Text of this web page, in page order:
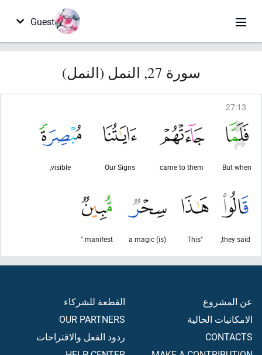
Guest
سورة 27, النمل (النمل)
27:13
But when
came to them
Our Signs
visible,
they said,
"This
(is) a magic
manifest."
عن المشروع
الامكانيات الحالية
CONTACTS
القطعة للشركاء
OUR PARTNERS
ردود الفعل والاقتراحات